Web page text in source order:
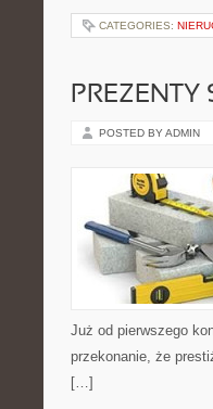
CATEGORIES:
POSTED BY ADMIN
Już od pierwszego
przekonanie, że
[…]